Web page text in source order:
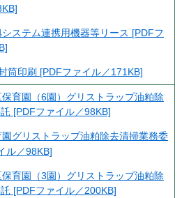
ステム連携用機器等リース [PDFフ
筒印刷 [PDFファイル／171KB]
育園（6園）グリストラップ油粕除
[PDFファイル／98KB]
グリストラップ油粕除去清掃業務委
ル／98KB]
育園（3園）グリストラップ油粕除
[PDFファイル／200KB]